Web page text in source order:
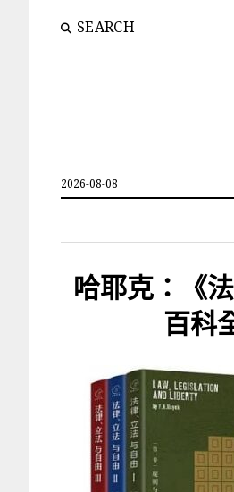
SEARCH
2026-08-08
哈耶克：《
百科